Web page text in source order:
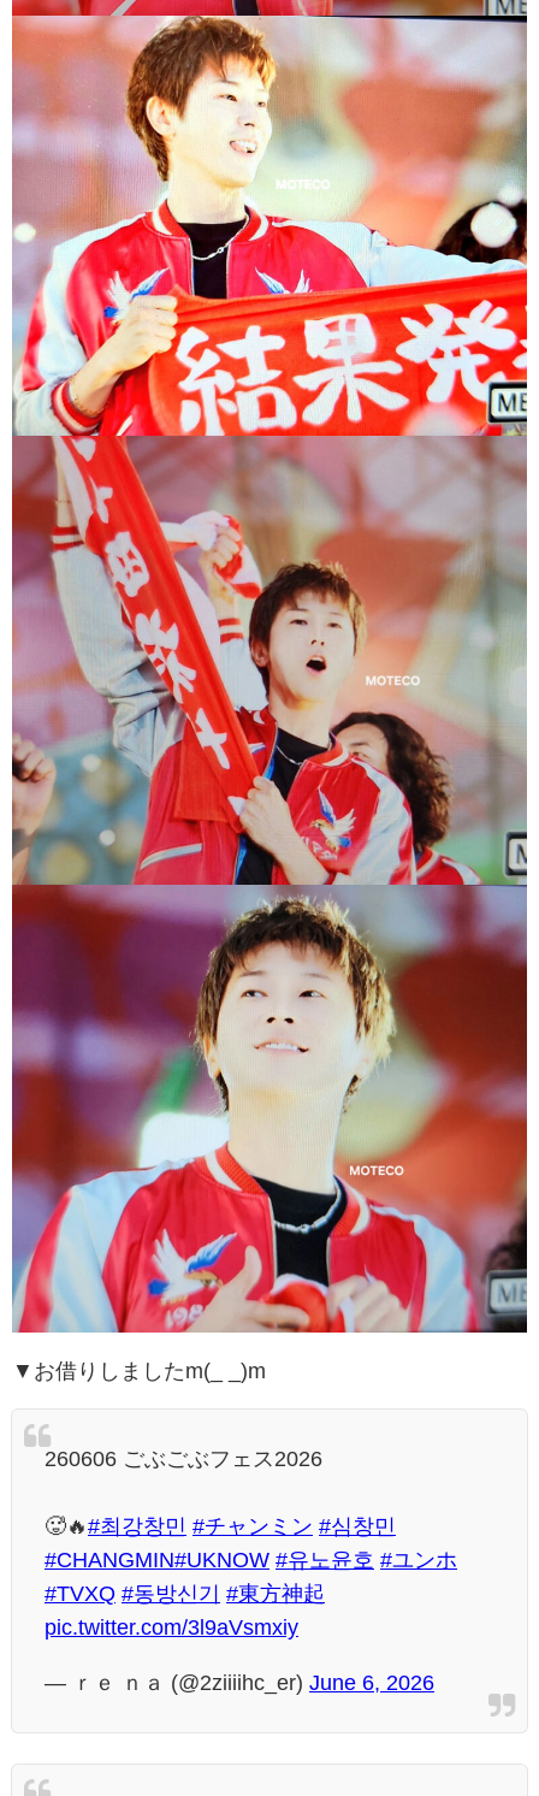
▼お借りしましたm(_ _)m
260606 ごぶごぶフェス2026
🥵🔥#최강창민 #チャンミン #심창민
#CHANGMIN#UKNOW #유노윤호 #ユンホ
#TVXQ #동방신기
#東方神起
pic.twitter.com/3l9aVsmxiy
— ｒｅ ｎａ (@2ziiiihc_er) June 6, 2026